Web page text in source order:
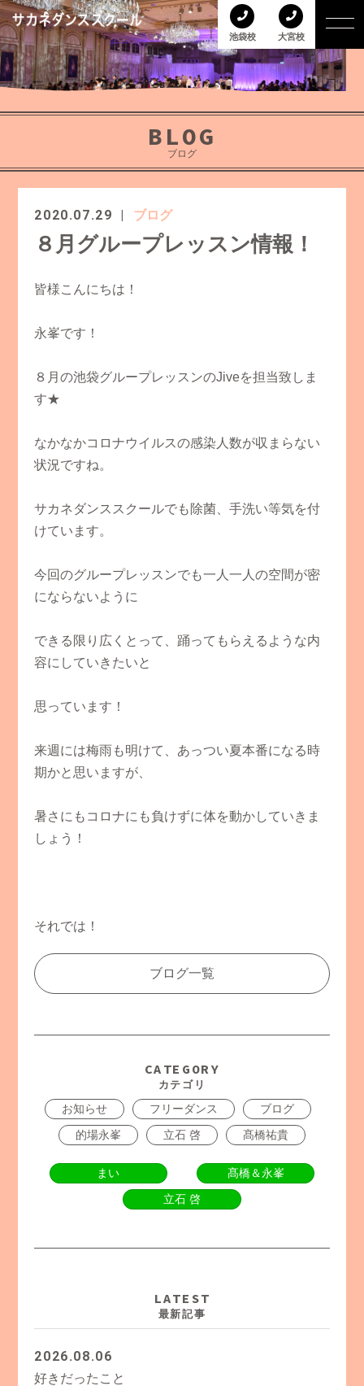
池袋校 大宮校
BLOG
ブログ
2020.07.29 ブログ
８月グループレッスン情報！
皆様こんにちは！
永峯です！
８月の池袋グループレッスンのJiveを担当致しま
す★
なかなかコロナウイルスの感染人数が収まらない
状況ですね。
サカネダンススクールでも除菌、手洗い等気を付
けています。
今回のグループレッスンでも一人一人の空間が密
にならないように
できる限り広くとって、踊ってもらえるような内
容にしていきたいと
思っています！
来週には梅雨も明けて、あっつい夏本番になる時
期かと思いますが、
暑さにもコロナにも負けずに体を動かしていきま
しょう！
それでは！
ブログ一覧
CATEGORY
カテゴリ
お知らせ フリーダンス
ブログ
的場永峯
立石 啓 髙橋祐貴
まい
髙橋＆永峯
立石 啓
LATEST
最新記事
2026.08.06
好きだったこと